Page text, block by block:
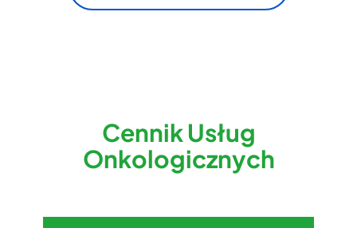
Cennik Usług
Onkologicznych